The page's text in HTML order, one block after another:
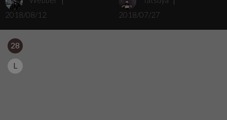
2018/08/12
2018/07/27
28
L